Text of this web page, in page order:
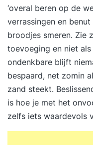
‘overal beren op de
verrassingen en
broodjes smeren. Zie
toevoeging en niet
ondenkbare blijft
bespaard, net zomin
zand steekt.
is hoe je met het
zelfs iets waardevols